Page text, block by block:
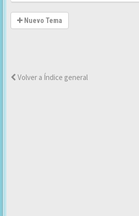
Nuevo Tema
Volver a Índice general